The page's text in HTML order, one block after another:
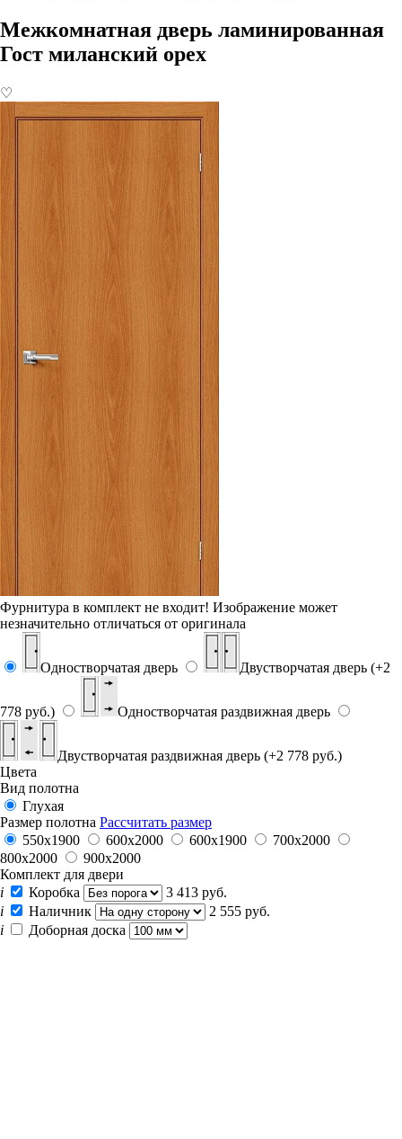
Межкомнатная дверь ламинированная
Гост миланский орех
♡
Фурнитура в комплект не входит! Изображение может
незначительно отличаться от оригинала
Одностворчатая дверь Двустворчатая дверь (+2
778 руб.) Одностворчатая раздвижная дверь
Двустворчатая раздвижная дверь (+2 778 руб.)
Цвета
Вид полотна
Глухая
Размер полотна Рассчитать размер
550х1900
600x2000 600х1900
700x2000
800x2000
900x2000
Комплект для двери
i
Коробка
3 413 руб.
i
Наличник
2 555 руб.
i
Доборная доска